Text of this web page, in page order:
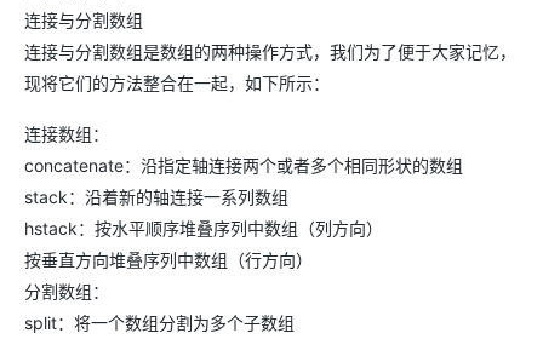
连接与分割数组
连接与分割数组是数组的两种操作方式，我们为了便于大家记忆，
现将它们的方法整合在一起，如下所示：
连接数组：
concatenate：沿指定轴连接两个或者多个相同形状的数组
stack：沿着新的轴连接一系列数组
hstack：按水平顺序堆叠序列中数组（列方向）
按垂直方向堆叠序列中数组（行方向）
分割数组：
split：将一个数组分割为多个子数组